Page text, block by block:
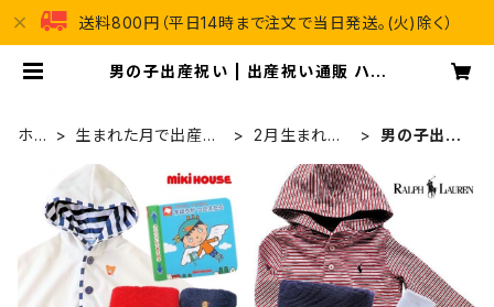
送料800円（平日14時まで注文で当日発送。(火)除く）
男の子出産祝い | 出産祝い通販 ハッ
ホー
生まれた月で出産祝
2月生まれ出
男の子出産